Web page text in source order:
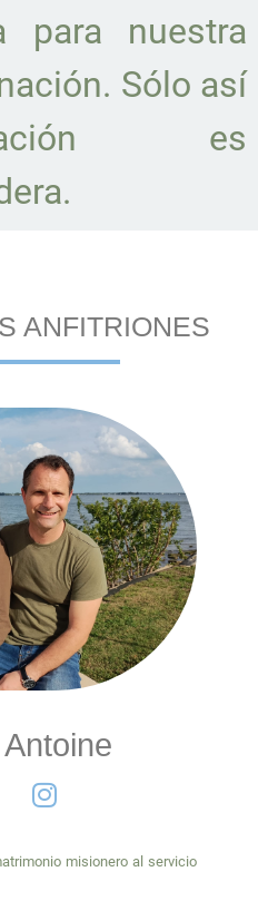
para nuestra
Sólo así
es
ANFITRIONES
I
n
t
misionero al servicio